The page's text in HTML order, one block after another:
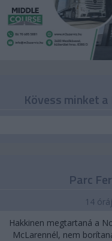
Kövess minket
Parc
14
Hakkinen megtartaná a
McLarennél, nem